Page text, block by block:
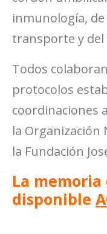
inmunología,
transporte y del
Todos
protocolos
coordinaciones
la Organización
la Fundación
La memoria
disponible